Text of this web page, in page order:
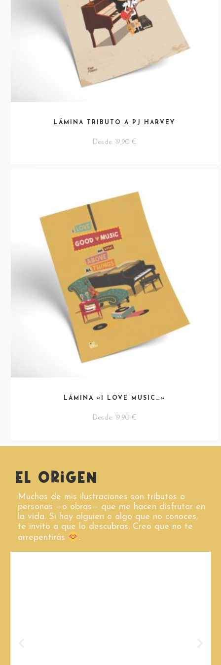
LÁMINA TRIBUTO A PJ HARVEY
Desde: 19,90 €
LÁMINA «I LOVE MUSIC…»
Desde: 19,90 €
EL ORiGEN
Muchas de mis ilustraciones son tributos a
personas —o obras— que me hacen disfrutar en
la vida. Si hay alguien o algo que no conoces,
te invito a que lo descubras. Creo que no te
arrepentirás
.